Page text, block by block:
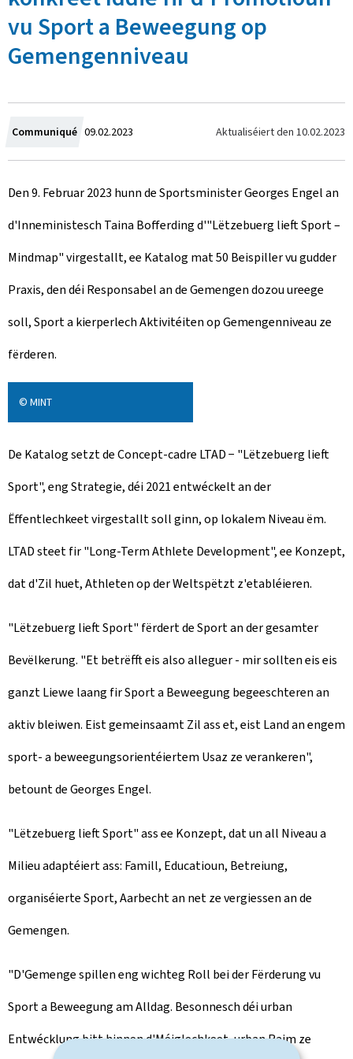
vu Sport a Beweegung op
Gemengenniveau
Communiqué C
r
e
a
t
e
d
09.02.2023 Aktualiséiert den 10.02.2023
Den 9. Februar 2023 hunn de Sportsminister Georges Engel an
d'Inneministesch Taina Bofferding d'"Lëtzebuerg lieft Sport –
Mindmap" virgestallt, ee Katalog mat 50 Beispiller vu gudder
Praxis, den déi Responsabel an de Gemengen dozou ureege
soll, Sport a kierperlech Aktivitéiten op Gemengenniveau ze
fërderen.
© MINT
De Katalog setzt de Concept-cadre LTAD − "Lëtzebuerg lieft
Sport", eng Strategie, déi 2021 entwéckelt an der
Ëffentlechkeet virgestallt soll ginn, op lokalem Niveau ëm.
LTAD steet fir "Long-Term Athlete Development", ee Konzept,
dat d'Zil huet, Athleten op der Weltspëtzt z'etabléieren.
"Lëtzebuerg lieft Sport" fërdert de Sport an der gesamter
Bevëlkerung. "Et betrëfft eis also alleguer - mir sollten eis eis
ganzt Liewe laang fir Sport a Beweegung begeeschteren an
aktiv bleiwen. Eist gemeinsaamt Zil ass et, eist Land an engem
sport- a beweegungsorientéiertem Usaz ze verankeren",
betount de Georges Engel.
"Lëtzebuerg lieft Sport" ass ee Konzept, dat un all Niveau a
Milieu adaptéiert ass: Famill, Educatioun, Betreiung,
organiséierte Sport, Aarbecht an net ze vergiessen an de
Gemengen.
"D'Gemenge spillen eng wichteg Roll bei der Fërderung vu
Sport a Beweegung am Alldag. Besonnesch déi urban
Entwécklung bitt hinnen d'Méiglechkeet, urban Raim ze